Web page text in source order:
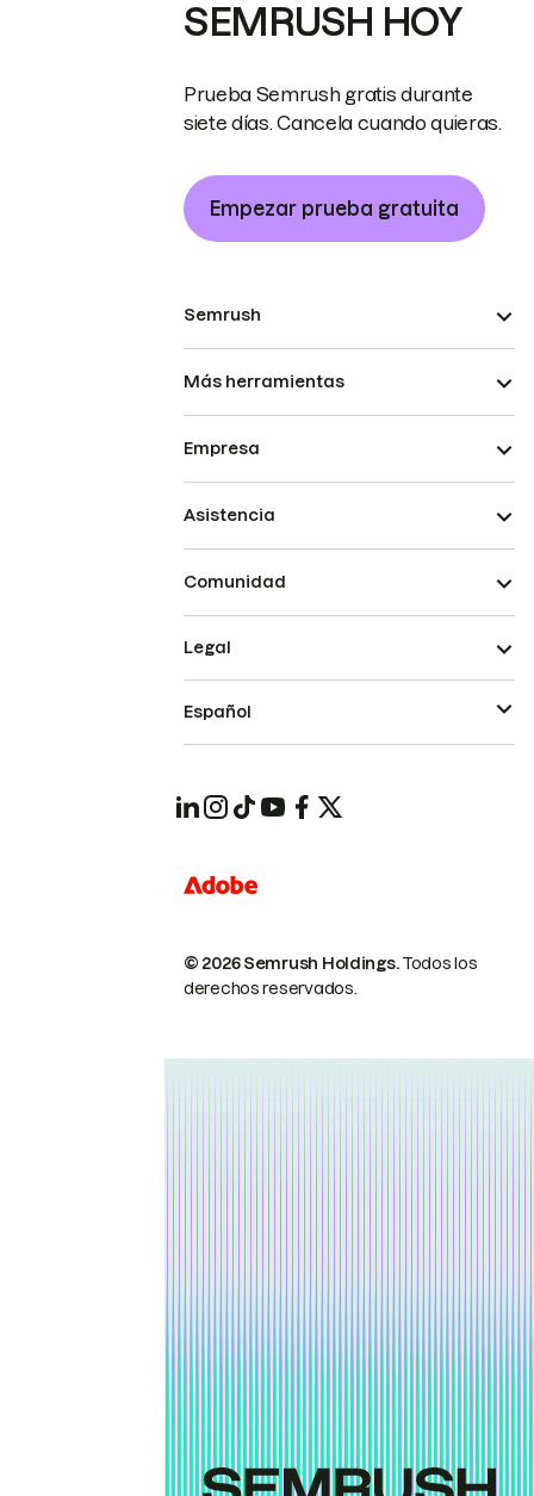
SEMRUSH HOY
Prueba Semrush gratis durante
siete días. Cancela cuando quieras.
Empezar prueba gratuita
Semrush
Más herramientas
Empresa
Asistencia
Comunidad
© 2026 Semrush Holdings.Todos los
derechos reservados.
Legal
Español